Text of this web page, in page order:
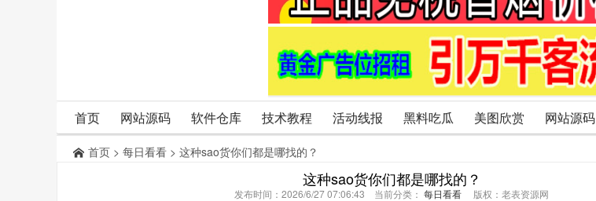
首页 网站源码 软件仓库 技术教程 活动线报 黑料吃瓜 美图欣赏 网站源码
首页 > 每日看看 > 这种sao货你们都是哪找的？
这种sao货你们都是哪找的？
发布时间：2026/6/27 07:06:43 当前分类： 每日看看 版权：老表资源网